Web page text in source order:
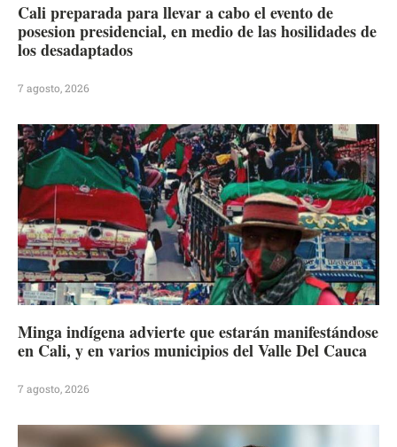
Cali preparada para llevar a cabo el evento de
posesion presidencial, en medio de las hosilidades de
los desadaptados
7 agosto, 2026
Minga indígena advierte que estarán manifestándose
en Cali, y en varios municipios del Valle Del Cauca
7 agosto, 2026